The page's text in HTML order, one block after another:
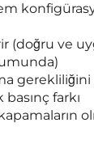
(doğru ve
farkı